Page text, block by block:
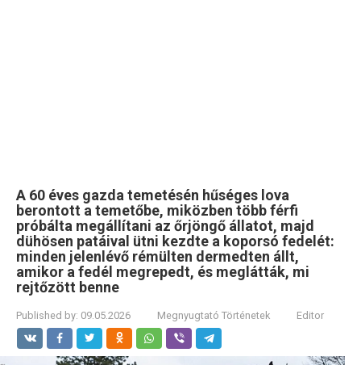
A 60 éves gazda temetésén hűséges lova
berontott a temetőbe, miközben több férfi
próbálta megállítani az őrjöngő állatot, majd
dühösen patáival ütni kezdte a koporsó fedelét:
minden jelenlévő rémülten dermedten állt,
amikor a fedél megrepedt, és meglátták, mi
rejtőzött benne
Published by: 09.05.2026 Megnyugtató Történetek Editor